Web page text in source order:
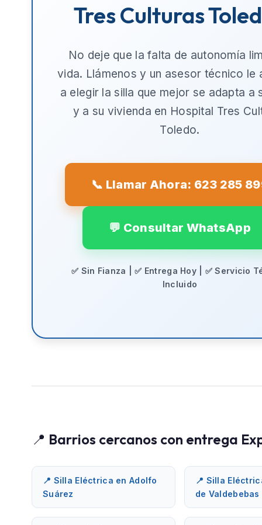
Tres Culturas
No deje que la falta de autonomía
vida. Llámenos y un asesor técnico le
a elegir la silla que mejor se adapta a
y a su vivienda en Hospital Tres
Toledo.
📞 Llamar Ahora: 623 285
💬 Consultar WhatsApp
✅ Sin Fianza | ✅ Entrega Hoy | ✅ Servicio
Incluido
📍 Barrios cercanos con entrega
📍 Silla Eléctrica en Adolfo
Suárez
📍 Silla
de Valdebebas